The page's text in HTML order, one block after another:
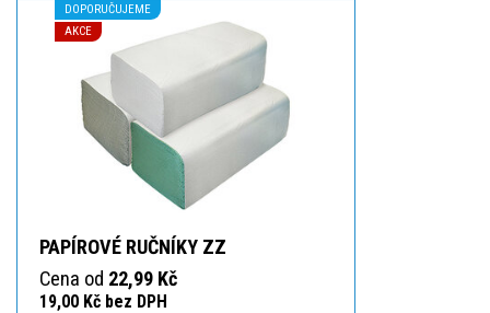
DOPORUČUJEME
AKCE
PAPÍROVÉ RUČNÍKY ZZ
Cena od 22,99 Kč
19,00 Kč bez DPH